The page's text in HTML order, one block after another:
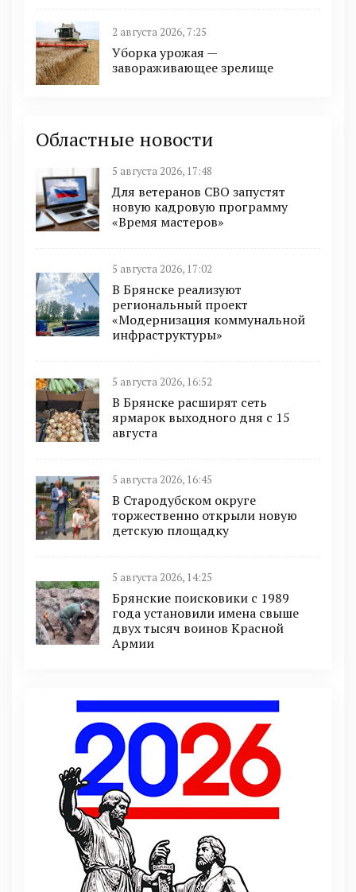
2 августа 2026, 7:25
Уборка урожая —
завораживающее зрелище
Областные новости
5 августа 2026, 17:48
Для ветеранов СВО запустят
новую кадровую программу
«Время мастеров»
5 августа 2026, 17:02
В Брянске реализуют
региональный проект
«Модернизация коммунальной
инфраструктуры»
5 августа 2026, 16:52
В Брянске расширят сеть
ярмарок выходного дня с 15
августа
5 августа 2026, 16:45
В Стародубском округе
торжественно открыли новую
детскую площадку
5 августа 2026, 14:25
Брянские поисковики с 1989
года установили имена свыше
двух тысяч воинов Красной
Армии